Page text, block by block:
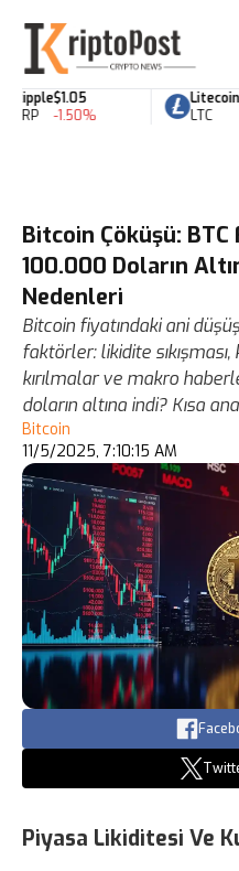
Ripple
XRP
$1.05
-1.50%
Litecoin
LTC
Bitcoin Çöküşü: BTC
100.000 Doların
Nedenleri
Bitcoin fiyatındaki ani
faktörler: likidite
kırılmalar ve makro
doların altına indi? Kısa
Bitcoin
11/5/2025, 7:10:15 AM
Piyasa Likiditesi Ve